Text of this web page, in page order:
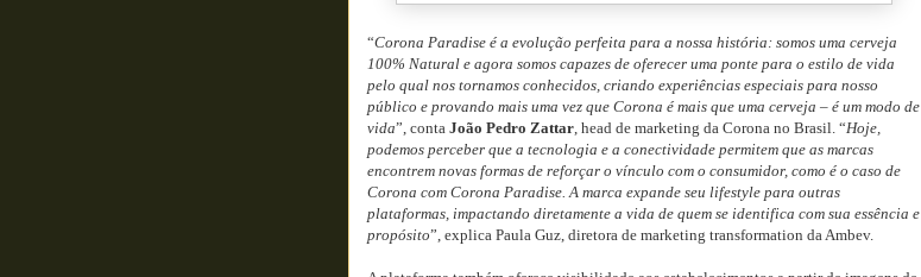
“Corona Paradise é a evolução perfeita para a nossa história: somos uma cerveja
100% Natural e agora somos capazes de oferecer uma ponte para o estilo de vida
pelo qual nos tornamos conhecidos, criando experiências especiais para nosso
público e provando mais uma vez que Corona é mais que uma cerveja – é um modo de
vida”, conta João Pedro Zattar, head de marketing da Corona no Brasil. “Hoje,
podemos perceber que a tecnologia e a conectividade permitem que as marcas
encontrem novas formas de reforçar o vínculo com o consumidor, como é o caso de
Corona com Corona Paradise. A marca expande seu lifestyle para outras
plataformas, impactando diretamente a vida de quem se identifica com sua essência e
propósito”, explica Paula Guz, diretora de marketing transformation da Ambev.